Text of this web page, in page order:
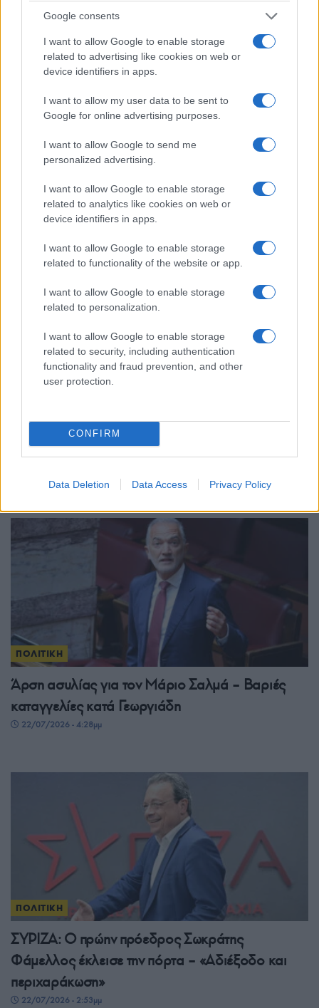
Google consents
I want to allow Google to enable storage
related to advertising like cookies on web or
device identifiers in apps.
I want to allow my user data to be sent to
Google for online advertising purposes.
I want to allow Google to send me
personalized advertising.
I want to allow Google to enable storage
related to analytics like cookies on web or
device identifiers in apps.
I want to allow Google to enable storage
related to functionality of the website or app.
I want to allow Google to enable storage
related to personalization.
I want to allow Google to enable storage
related to security, including authentication
functionality and fraud prevention, and other
user protection.
CONFIRM
Data Deletion Data Access Privacy Policy
ΠΟΛΙΤΙΚΗ
Δημοκρατίας: Τα μηνύματα του πολιτικού κόσμου
Κύπρο
24/07/2026 - 11:45πμ
Άρθηκε η ασυλία της Ζωής Κωνσταντοπούλου –
«Δεν θα με απενεργοποιήσουν»
ΠΟΛΙΤΙΚΗ
Άρση ασυλίας για τον Μάριο Σαλμά – Βαριές
καταγγελίες κατά Γεωργιάδη
22/07/2026 - 4:28μμ
ΠΟΛΙΤΙΚΗ
ΣΥΡΙΖΑ: Ο πρώην πρόεδρος Σωκράτης
Φάμελλος έκλεισε την πόρτα – «Αδιέξοδο και
περιχαράκωση»
22/07/2026 - 2:53μμ